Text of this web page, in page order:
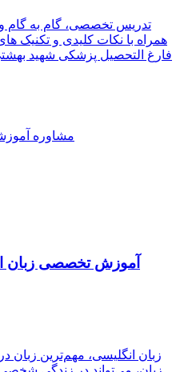
تدریس تخصصی، گام به گام
همراه با نکات کلیدی و تکنیک
فارغ التحصیل پزشکی شهید
مشاوره
آموزش تخصصی زبان
زبان انگلیسی، مهم‌ترین زبان